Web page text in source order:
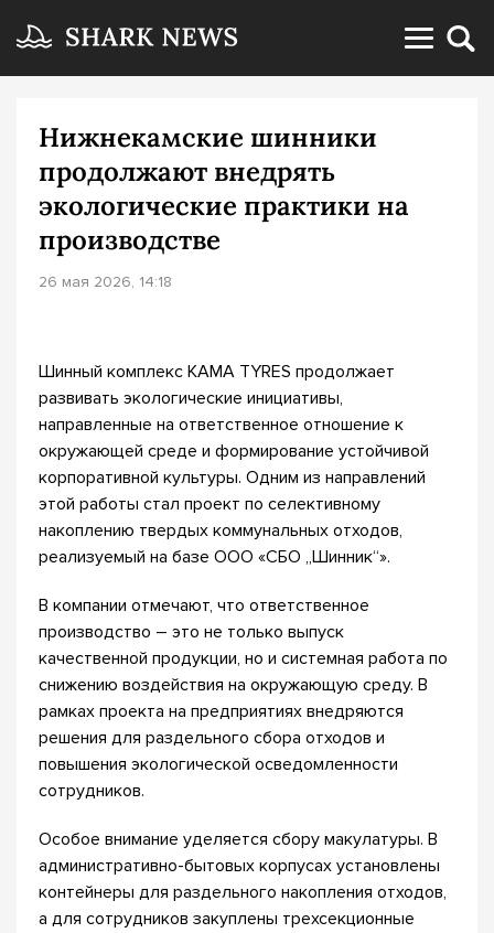
Нижнекамские шинники
продолжают внедрять
экологические практики на
производстве
26 мая 2026, 14:18
Шинный комплекс KAMA TYRES продолжает
развивать экологические инициативы,
направленные на ответственное отношение к
окружающей среде и формирование устойчивой
корпоративной культуры. Одним из направлений
этой работы стал проект по селективному
накоплению твердых коммунальных отходов,
реализуемый на базе ООО «СБО „Шинник“».
В компании отмечают, что ответственное
производство – это не только выпуск
качественной продукции, но и системная работа по
снижению воздействия на окружающую среду. В
рамках проекта на предприятиях внедряются
решения для раздельного сбора отходов и
повышения экологической осведомленности
сотрудников.
Особое внимание уделяется сбору макулатуры. В
административно-бытовых корпусах установлены
контейнеры для раздельного накопления отходов,
а для сотрудников закуплены трехсекционные